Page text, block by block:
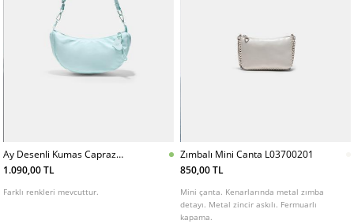
Ay Desenli Kumas Capraz
Askılı Canta
1.090,00 TL
Farklı renkleri mevcuttur.
Zımbalı Mini Canta L03700201
850,00 TL
Mini çanta. Kenarlarında metal zımba
detayı. Metal zincir askılı. Fermuarlı
kapama.